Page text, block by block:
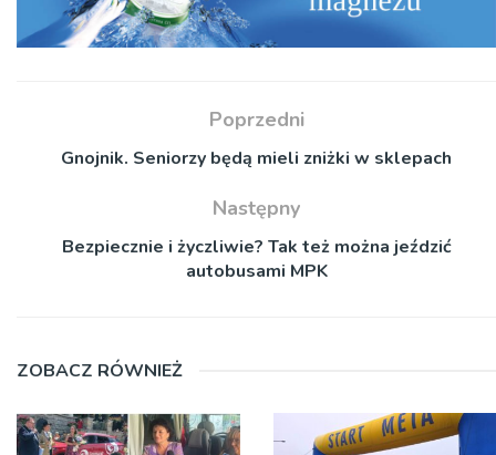
Poprzedni
Gnojnik. Seniorzy będą mieli zniżki w sklepach
Następny
Bezpiecznie i życzliwie? Tak też można jeździć
autobusami MPK
ZOBACZ RÓWNIEŻ